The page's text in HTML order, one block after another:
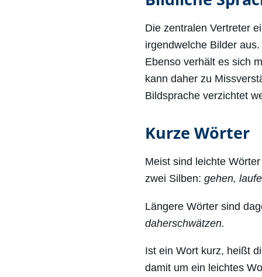
Die zentralen Vertreter
irgendwelche Bilder aus.
Ebenso verhält es sich
kann daher zu
Bildsprache verzichtet
Kurze Wörter
Meist sind leichte
zwei Silben: gehen,
Längere Wörter sind
daherschwätzen.
Ist ein Wort kurz, heißt
damit um ein leichtes